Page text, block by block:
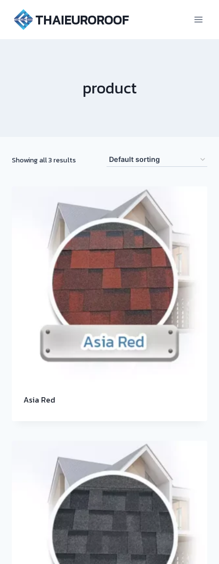
content
THAIEUROROOF
product
Showing all 3 results
Asia Red